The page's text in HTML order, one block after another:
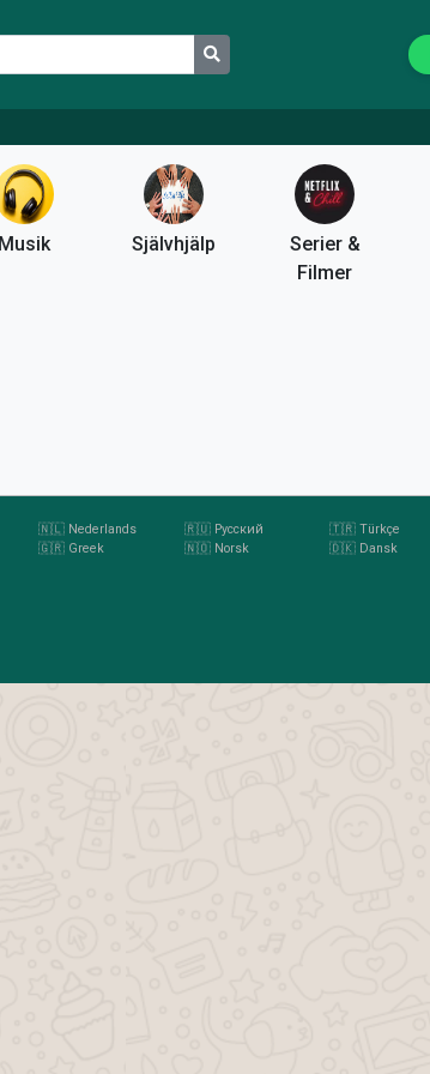
Musik Självhjälp
Serier &
Filmer
🇳🇱 Nederlands 🇷🇺 Русский
🇹🇷 Türkçe
🇬🇷 Greek 🇳🇴 Norsk
🇩🇰 Dansk